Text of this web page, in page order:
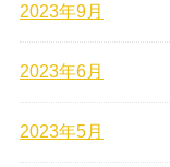
2023年9月
2023年6月
2023年5月